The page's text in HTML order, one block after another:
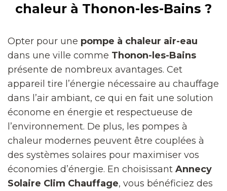
chaleur à Thonon-les-Bains ?
Opter pour une pompe à chaleur air-eau
dans une ville comme Thonon-les-Bains
présente de nombreux avantages. Cet
appareil tire l’énergie nécessaire au chauffage
dans l’air ambiant, ce qui en fait une solution
économe en énergie et respectueuse de
l’environnement. De plus, les pompes à
chaleur modernes peuvent être couplées à
des systèmes solaires pour maximiser vos
économies d’énergie. En choisissant Annecy
Solaire Clim Chauffage, vous bénéficiez des